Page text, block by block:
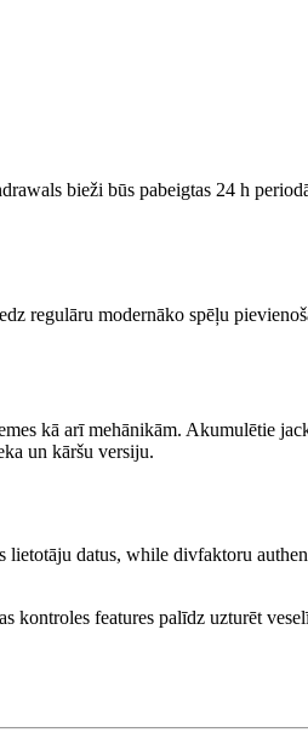
bieži būs pabeigtas 24 h
regulāru modernāko spēļu
kā arī mehānikām. Akumulētie
un kāršu versiju.
datus, while divfaktoru
features palīdz uzturēt